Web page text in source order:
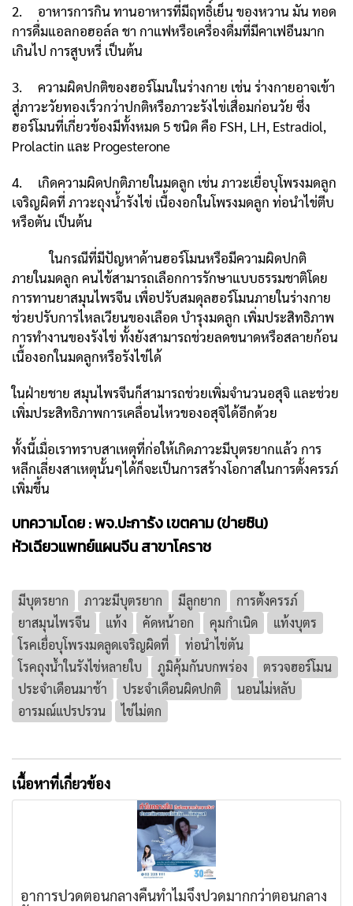
2. อาหารการกิน ทานอาหารที่มีฤทธิ์เย็น ของหวาน มัน ทอด
การดื่มแอลกอฮอล์ล ชา กาแฟหรือเครื่องดื่มที่มีคาเฟอีนมาก
เกินไป การสูบหรี่ เป็นต้น
3. ความผิดปกติของฮอร์โมนในร่างกาย เช่น ร่างกายอาจเข้า
สู่ภาวะวัยทองเร็วกว่าปกติหรือภาวะรังไข่เสื่อมก่อนวัย ซึ่ง
ฮอร์โมนที่เกี่ยวข้องมีทั้งหมด 5 ชนิด คือ FSH, LH, Estradiol,
Prolactin และ Progesterone
4. เกิดความผิดปกติภายในมดลูก เช่น ภาวะเยื่อบุโพรงมดลูก
เจริญผิดที่ ภาวะถุงน้ำรังไข่ เนื้องอกในโพรงมดลูก ท่อนำไข่ตีบ
หรือตัน เป็นต้น
ในกรณีที่มีปัญหาด้านฮอร์โมนหรือมีความผิดปกติ
ภายในมดลูก คนไข้สามารถเลือกการรักษาแบบธรรมชาติโดย
การทานยาสมุนไพรจีน เพื่อปรับสมดุลฮอร์โมนภายในร่างกาย
ช่วยปรับการไหลเวียนของเลือด บำรุงมดลูก เพิ่มประสิทธิภาพ
การทำงานของรังไข่ ทั้งยังสามารถช่วยลดขนาดหรือสลายก้อน
เนื้องอกในมดลูกหรือรังไข่ได้
ในฝ่ายชาย สมุนไพรจีนก็สามารถช่วยเพิ่มจำนวนอสุจิ และช่วย
เพิ่มประสิทธิภาพการเคลื่อนไหวของอสุจิได้อีกด้วย
ทั้งนี้เมื่อเราทราบสาเหตุที่ก่อให้เกิดภาวะมีบุตรยากแล้ว การ
หลีกเลี่ยงสาเหตุนั้นๆได้ก็จะเป็นการสร้างโอกาสในการตั้งครรภ์
เพิ่มขึ้น
บทความโดย : พจ.ปะการัง เขตคาม (ข่ายซิน)
หัวเฉียวแพทย์แผนจีน สาขาโคราช
มีบุตรยาก ภาวะมีบุตรยาก มีลูกยาก
การตั้งครรภ์
ยาสมุนไพรจีน
แท้ง คัดหน้าอก คุมกำเนิด
แท้งบุตร
โรคเยื่อบุโพรงมดลูดเจริญผิดที่
ท่อนำไข่ตัน
โรคถุงน้ำในรังไข่หลายใบ
ภูมิคุ้มกันบกพร่อง
ตรวจฮอร์โมน
ประจำเดือนมาช้า
ประจำเดือนผิดปกติ
นอนไม่หลับ
อารมณ์แปรปรวน
ไข่ไม่ตก
เนื้อหาที่เกี่ยวข้อง
อาการปวดตอนกลางคืนทำไมจึงปวดมากกว่าตอนกลาง